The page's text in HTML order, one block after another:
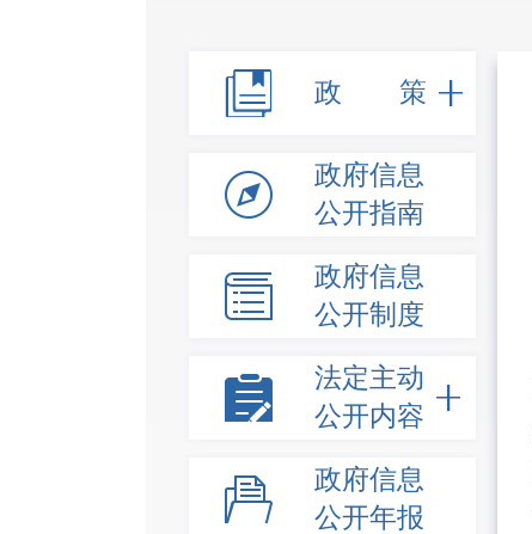
政 策
政府信息
公开指南
政府信息
公开制度
法定主动
公开内容
政府信息
公开年报